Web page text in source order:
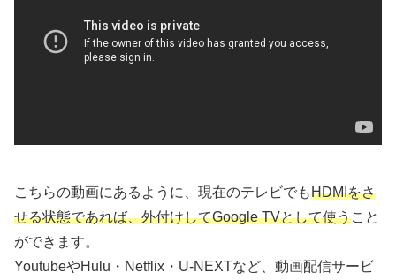
こちらの動画にあるように、現在のテレビでもHDMIをさ
せる状態であれば、外付けしてGoogle TVとして使うこと
ができます。
YoutubeやHulu・Netflix・U-NEXTなど、動画配信サービ